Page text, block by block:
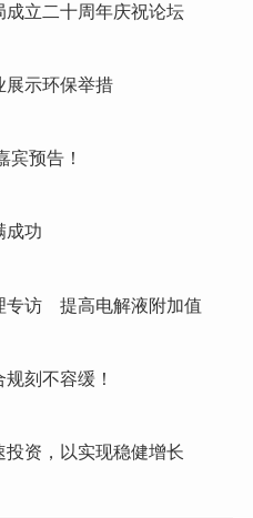
立二十周年庆祝论坛
示环保举措
预告！
成功
专访 提高电解液附加值
刻不容缓！
资，以实现稳健增长